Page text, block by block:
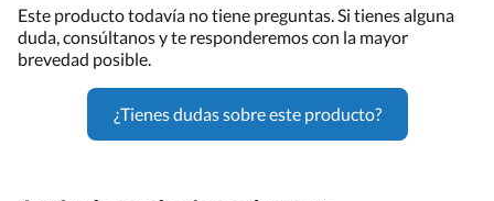
Este producto todavía no tiene preguntas. Si tienes alguna
duda, consúltanos y te responderemos con la mayor
brevedad posible.
¿Tienes dudas sobre este producto?